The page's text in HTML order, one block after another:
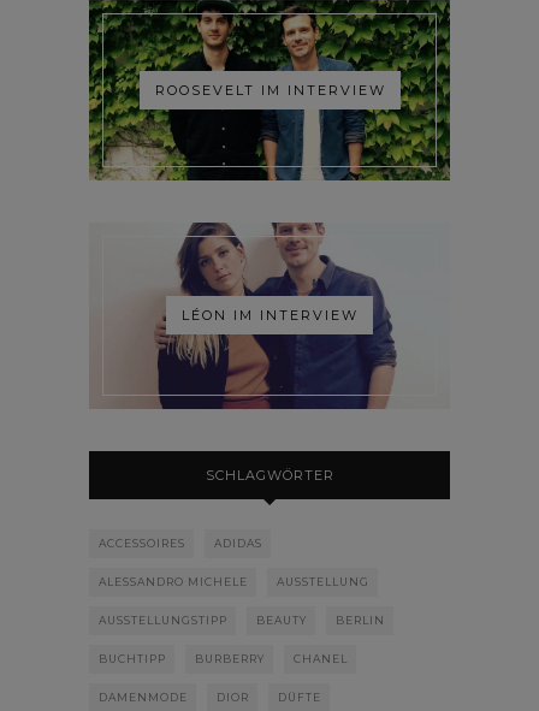
ROOSEVELT IM INTERVIEW
LÉON IM INTERVIEW
SCHLAGWÖRTER
ACCESSOIRES ADIDAS
ALESSANDRO MICHELE AUSSTELLUNG
AUSSTELLUNGSTIPP BEAUTY BERLIN
BUCHTIPP BURBERRY CHANEL
DAMENMODE DIOR DÜFTE